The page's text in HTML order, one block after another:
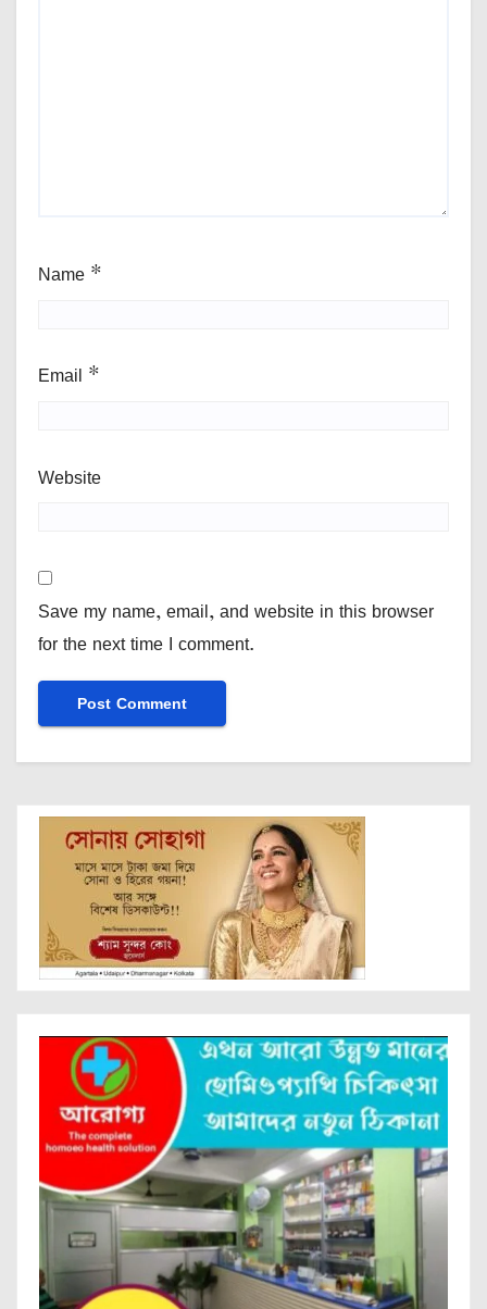
Name *
Email *
Website
Save my name, email, and website in this browser
for the next time I comment.